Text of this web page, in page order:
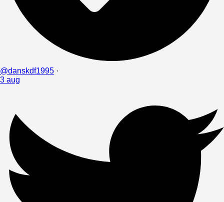
@danskdf1995 ·
3 aug